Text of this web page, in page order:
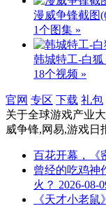
漫威争锋截图
1个图集 »
韩城特工-白
18个视频 »
官网 专区 下载 礼包
关于全球游戏产业
威争锋,网易,游戏日
百花开幕，《
曾经的吃鸡神
火？ 2026-08-
《天才小老鼠